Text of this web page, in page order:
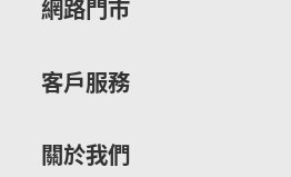
網路門市
客戶服務
關於我們